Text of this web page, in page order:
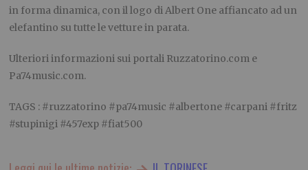
in forma dinamica, con il logo di Albert One affiancato ad un
elefantino su tutte le vetture in parata.
Ulteriori informazioni sui portali Ruzzatorino.com e
Pa74music.com.
TAGS : #ruzzatorino #pa74music #albertone #carpani #fritz
#stupinigi #457exp #fiat500